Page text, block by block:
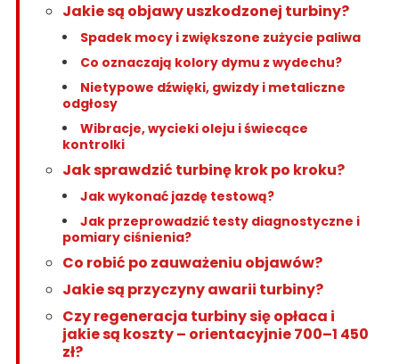
Jakie są objawy uszkodzonej turbiny?
Spadek mocy i zwiększone zużycie paliwa
Co oznaczają kolory dymu z wydechu?
Nietypowe dźwięki, gwizdy i metaliczne
odgłosy
Wibracje, wycieki oleju i świecące
kontrolki
Jak sprawdzić turbinę krok po kroku?
Jak wykonać jazdę testową?
Jak przeprowadzić testy diagnostyczne i
pomiary ciśnienia?
Co robić po zauważeniu objawów?
Jakie są przyczyny awarii turbiny?
Czy regeneracja turbiny się opłaca i
jakie są koszty – orientacyjnie 700–1 450
zł?